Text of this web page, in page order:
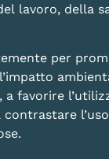
lavoro, della
per
a favorire